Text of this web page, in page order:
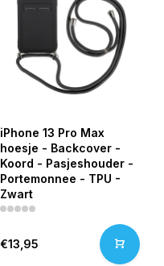
iPhone 13 Pro Max
hoesje - Backcover -
Koord - Pasjeshouder -
Portemonnee - TPU -
Zwart
€13,95